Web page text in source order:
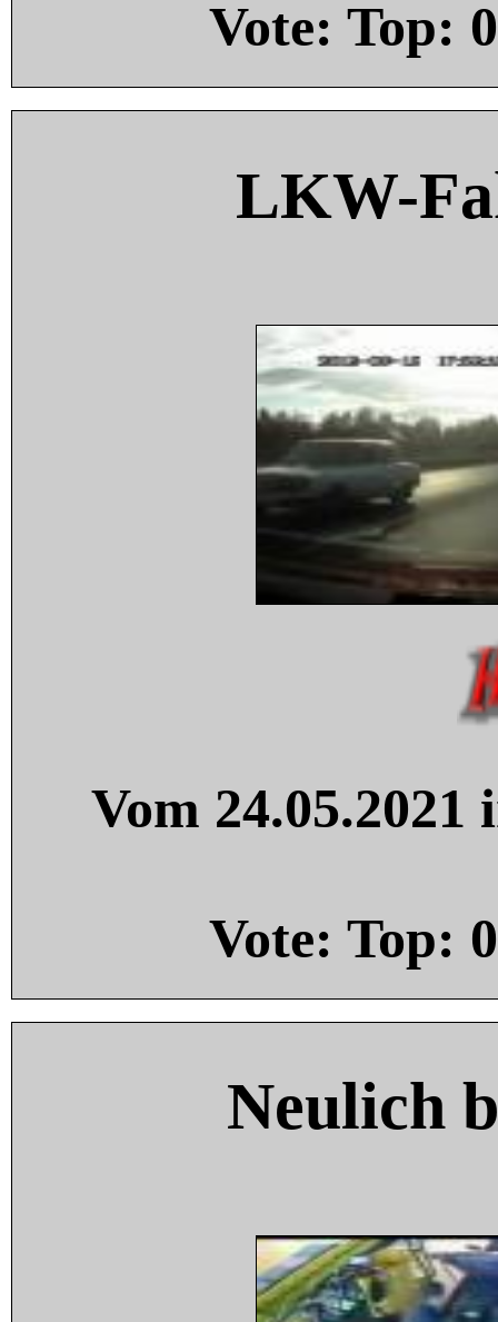
Vote: Top: 0
LKW-
Vom
Vote: Top: 0
Neulich